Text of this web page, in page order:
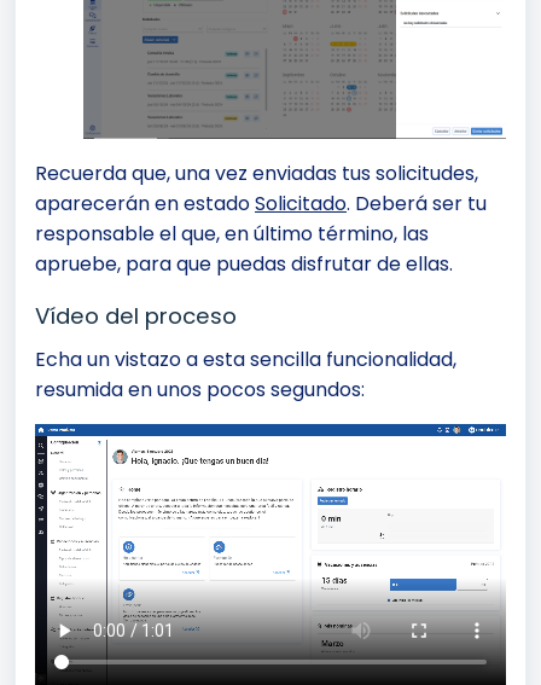
Recuerda que, una vez enviadas tus solicitudes,
aparecerán en estadoSolicitado. Deberá ser tu
responsable el que, en último término, las
apruebe, para que puedas disfrutar de ellas.
Vídeo del proceso
Echa un vistazo a esta sencilla funcionalidad,
resumida en unos pocos segundos: